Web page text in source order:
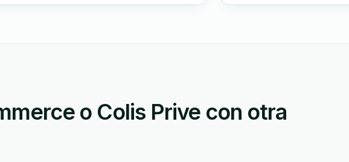
o Colis Prive con otra